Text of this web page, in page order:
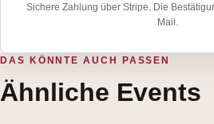
Sichere Zahlung über Stripe. Die
Mail.
DAS KÖNNTE AUCH PASSEN
Ähnliche Events